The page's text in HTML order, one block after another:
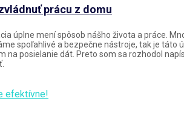
prácu z domu
úplne mení spôsob nášho života a práce.
spoľahlivé a bezpečne nástroje, tak je táto
na posielanie dát. Preto som sa rozhodol
efektívne!